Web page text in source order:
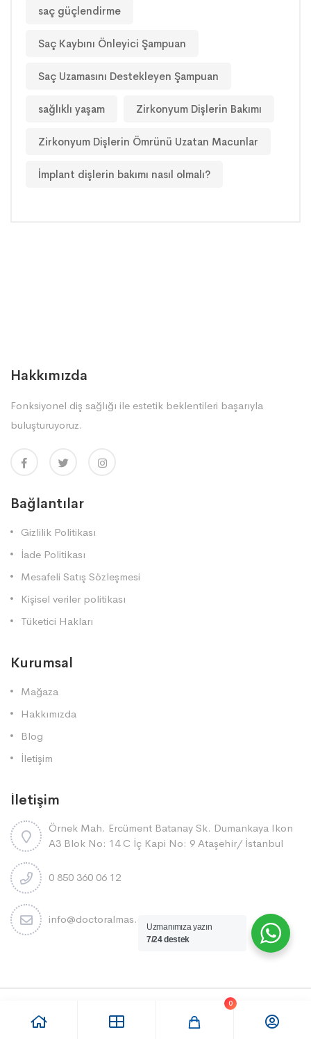
saç güçlendirme
Saç Kaybını Önleyici Şampuan
Saç Uzamasını Destekleyen Şampuan
sağlıklı yaşam Zirkonyum Dişlerin Bakımı
Zirkonyum Dişlerin Ömrünü Uzatan Macunlar
İmplant dişlerin bakımı nasıl olmalı?
Hakkımızda
Fonksiyonel diş sağlığı ile estetik beklentileri başarıyla
buluşturuyoruz.
Bağlantılar
Gizlilik Politikası
İade Politikası
Mesafeli Satış Sözleşmesi
Kişisel veriler politikası
Tüketici Hakları
Kurumsal
Mağaza
Hakkımızda
Blog
İletişim
İletişim
Örnek Mah. Ercüment Batanay Sk. Dumankaya Ikon
A3 Blok No: 14 C İç Kapi No: 9 Ataşehi̇r/ İstanbul
0 850 360 06 12
info@doctoralmas.com.tr
DOCTOR ALMAS 2025 Tüm Telif haklarını saklı tutar.
0
Uzmanımıza yazın
7/24 destek